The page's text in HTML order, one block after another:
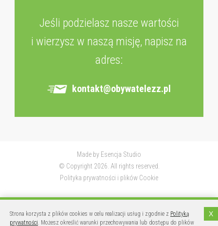
Jeśli podzielasz nasze wartości
i wierzysz w naszą misję, napisz na
adres:
kontakt@obywatelezz.pl
Made by Esencja Studio
© Copyright 2026. All rights reserved.
Polityka prywatności i plików Cookie
Strona korzysta z plików cookies w celu realizacji usług i zgodnie z Polityką
prywatności. Możesz określić warunki przechowywania lub dostępu do plików
X